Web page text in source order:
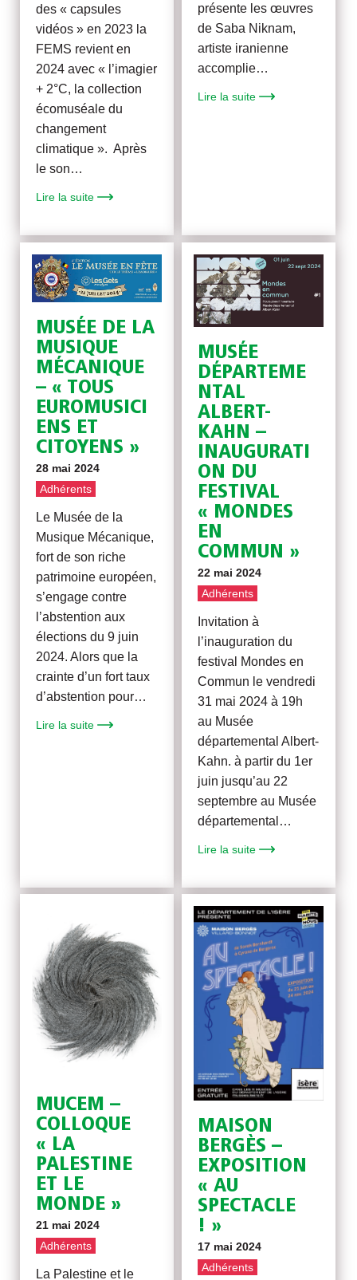
des « capsules
vidéos » en 2023 la
FEMS revient en
2024 avec « l’imagier
+ 2°C, la collection
écomuséale du
changement
climatique ». Après
le son…
Lire la suite
présente les œuvres
de Saba Niknam,
artiste iranienne
accomplie…
Lire la suite
MUSÉE DE LA
MUSIQUE
MÉCANIQUE
– « TOUS
EUROMUSICI
ENS ET
CITOYENS »
28 mai 2024
Adhérents
Le Musée de la
Musique Mécanique,
fort de son riche
patrimoine européen,
s’engage contre
l’abstention aux
élections du 9 juin
2024. Alors que la
crainte d’un fort taux
d’abstention pour…
Lire la suite
MUSÉE
DÉPARTEME
NTAL
ALBERT-
KAHN –
INAUGURATI
ON DU
FESTIVAL
« MONDES
EN
COMMUN »
22 mai 2024
Adhérents
Invitation à
l’inauguration du
festival Mondes en
Commun le vendredi
31 mai 2024 à 19h
au Musée
départemental Albert-
Kahn. à partir du 1er
juin jusqu’au 22
septembre au Musée
départemental…
Lire la suite
MUCEM –
COLLOQUE
« LA
PALESTINE
ET LE
MONDE »
21 mai 2024
Adhérents
La Palestine et le
MAISON
BERGÈS –
EXPOSITION
« AU
SPECTACLE
! »
17 mai 2024
Adhérents